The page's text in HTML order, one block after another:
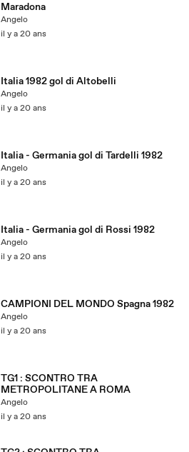
Maradona
Angelo
il y a 20 ans
Italia 1982 gol di Altobelli
Angelo
il y a 20 ans
Italia - Germania gol di Tardelli 1982
Angelo
il y a 20 ans
Italia - Germania gol di Rossi 1982
Angelo
il y a 20 ans
CAMPIONI DEL MONDO Spagna 1982
Angelo
il y a 20 ans
TG1 : SCONTRO TRA
METROPOLITANE A ROMA
Angelo
il y a 20 ans